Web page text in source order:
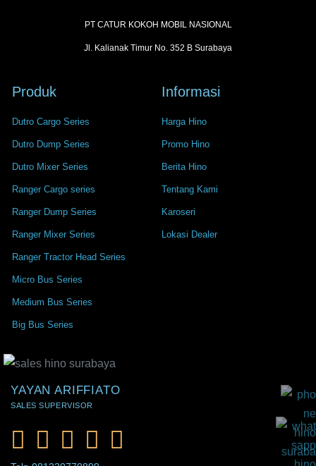
PT CATUR KOKOH MOBIL NASIONAL
Jl. Kalianak Timur No. 352 B Surabaya
Produk
Dutro Cargo Series
Dutro Dump Series
Dutro Mixer Series
Ranger Cargo series
Ranger Dump Series
Ranger Mixer Series
Ranger Tractor Head Series
Micro Bus Series
Medium Bus Series
Big Bus Series
Informasi
Harga Hino
Promo Hino
Berita Hino
Tentang Kami
Karoseri
Lokasi Dealer
YAYAN ARIFFIATO
SALES SUPERVISOR